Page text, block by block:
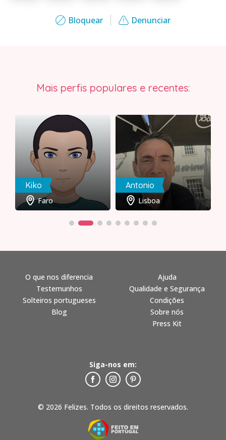
Bloquear Denunciar
Mais perfis populares e recentes:
Kiko
Faro
Antonio
Lisboa
© 2026 Felizes. Todos os direitos reservados.
O que nos diferencia
Testemunhos
Solteiros portugueses
Blog
Ajuda
Qualidade e Segurança
Condições
Sobre nós
Press Kit
Siga-nos em: